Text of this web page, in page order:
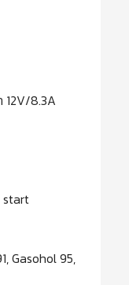
12V/8.3A
start
Gasohol 95,